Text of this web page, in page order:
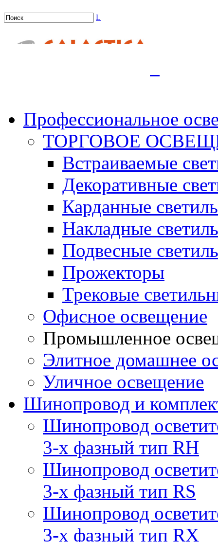
L
Профессиональное
ТОРГОВОЕ
Встраиваемые
Декоративные
Карданные
Накладные
Подвесные
Прожекторы
Трековые
Офисное освещение
Промышленное
Элитное домашнее
Уличное освещение
Шинопровод и
Шинопровод
3-х фазный тип RH
Шинопровод
3-х фазный тип RS
Шинопровод
3-х фазный тип RX